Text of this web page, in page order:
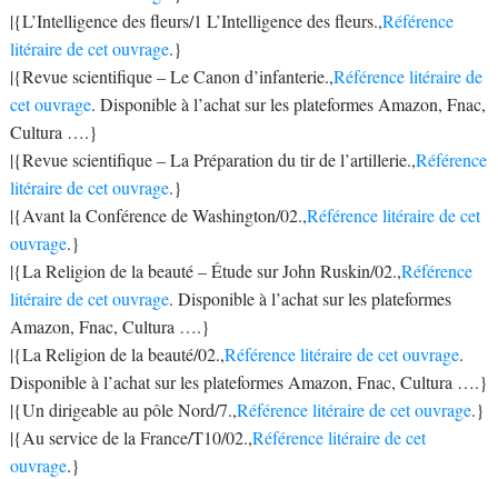
|{L’Intelligence des fleurs/1 L’Intelligence des fleurs.,Référence
litéraire de cet ouvrage.}
|{Revue scientifique – Le Canon d’infanterie.,Référence litéraire de
cet ouvrage. Disponible à l’achat sur les plateformes Amazon, Fnac,
Cultura ….}
|{Revue scientifique – La Préparation du tir de l’artillerie.,Référence
litéraire de cet ouvrage.}
|{Avant la Conférence de Washington/02.,Référence litéraire de cet
ouvrage.}
|{La Religion de la beauté – Étude sur John Ruskin/02.,Référence
litéraire de cet ouvrage. Disponible à l’achat sur les plateformes
Amazon, Fnac, Cultura ….}
|{La Religion de la beauté/02.,Référence litéraire de cet ouvrage.
Disponible à l’achat sur les plateformes Amazon, Fnac, Cultura ….}
|{Un dirigeable au pôle Nord/7.,Référence litéraire de cet ouvrage.}
|{Au service de la France/T10/02.,Référence litéraire de cet
ouvrage.}